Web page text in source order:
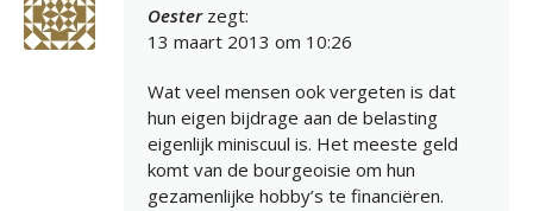
Oester zegt:
13 maart 2013 om 10:26
Wat veel mensen ook vergeten is dat
hun eigen bijdrage aan de belasting
eigenlijk miniscuul is. Het meeste geld
komt van de bourgeoisie om hun
gezamenlijke hobby’s te financiëren.